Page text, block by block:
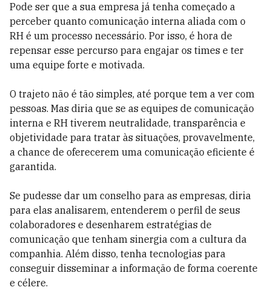
Pode ser que a sua empresa já tenha começado a
perceber quanto comunicação interna aliada com o
RH é um processo necessário. Por isso, é hora de
repensar esse percurso para engajar os times e ter
uma equipe forte e motivada.
O trajeto não é tão simples, até porque tem a ver com
pessoas. Mas diria que se as equipes de comunicação
interna e RH tiverem neutralidade, transparência e
objetividade para tratar às situações, provavelmente,
a chance de oferecerem uma comunicação eficiente é
garantida.
Se pudesse dar um conselho para as empresas, diria
para elas analisarem, entenderem o perfil de seus
colaboradores e desenharem estratégias de
comunicação que tenham sinergia com a cultura da
companhia. Além disso, tenha tecnologias para
conseguir disseminar a informação de forma coerente
e célere.